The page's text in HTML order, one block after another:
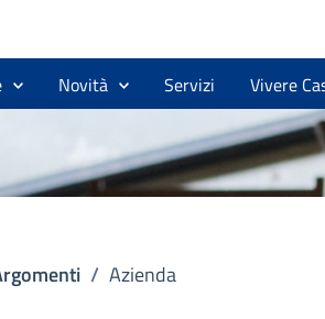
Novità Servizi Vivere
/ Azienda